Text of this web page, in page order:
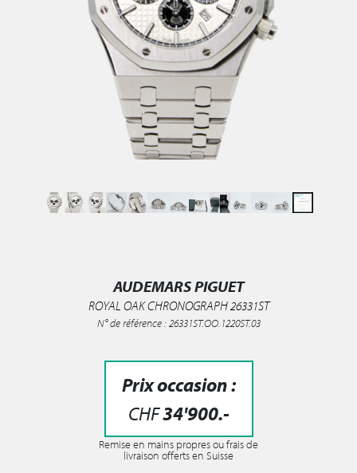
AUDEMARS PIGUET
ROYAL OAK CHRONOGRAPH 26331ST
N° de référence : 26331ST.OO.1220ST.03
Prix occasion :
CHF34'900.-
Remise en mains propres ou frais de
livraison offerts en Suisse